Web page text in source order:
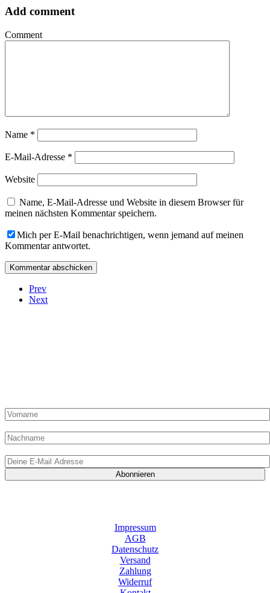
Add comment
Comment
Name *
E-Mail-Adresse *
Website
Name, E-Mail-Adresse und Website in diesem Browser für
meinen nächsten Kommentar speichern.
Mich per E-Mail benachrichtigen, wenn jemand auf meinen
Kommentar antwortet.
Prev
Next
Impressum
AGB
Datenschutz
Versand
Zahlung
Widerruf